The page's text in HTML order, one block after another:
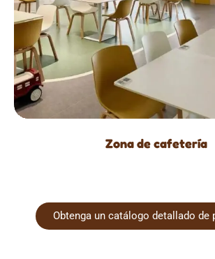
Zona de cafetería
Obtenga un catálogo detallado de